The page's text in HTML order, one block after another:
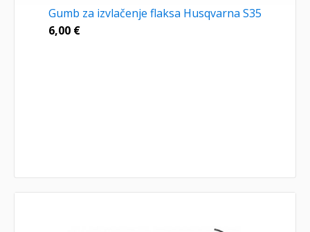
Gumb za izvlačenje flaksa Husqvarna S35
6,00 €